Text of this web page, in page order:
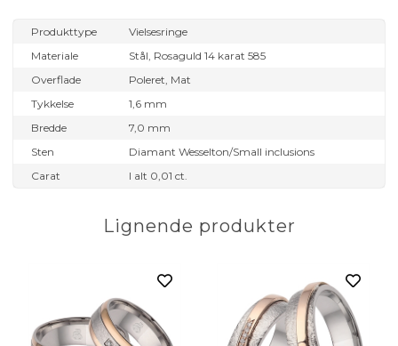
Produkttype
Vielsesringe
Materiale
Stål, Rosaguld 14 karat 585
Overflade
Poleret, Mat
Tykkelse
1,6 mm
Bredde
7,0 mm
Sten
Diamant Wesselton/Small inclusions
Carat
I alt 0,01 ct.
Lignende produkter